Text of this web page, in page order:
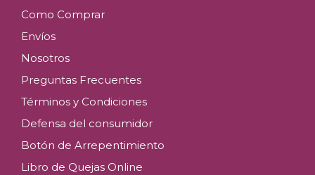
Como Comprar
Envíos
Nosotros
Preguntas Frecuentes
Términos y Condiciones
Defensa del consumidor
Botón de Arrepentimiento
Libro de Quejas Online